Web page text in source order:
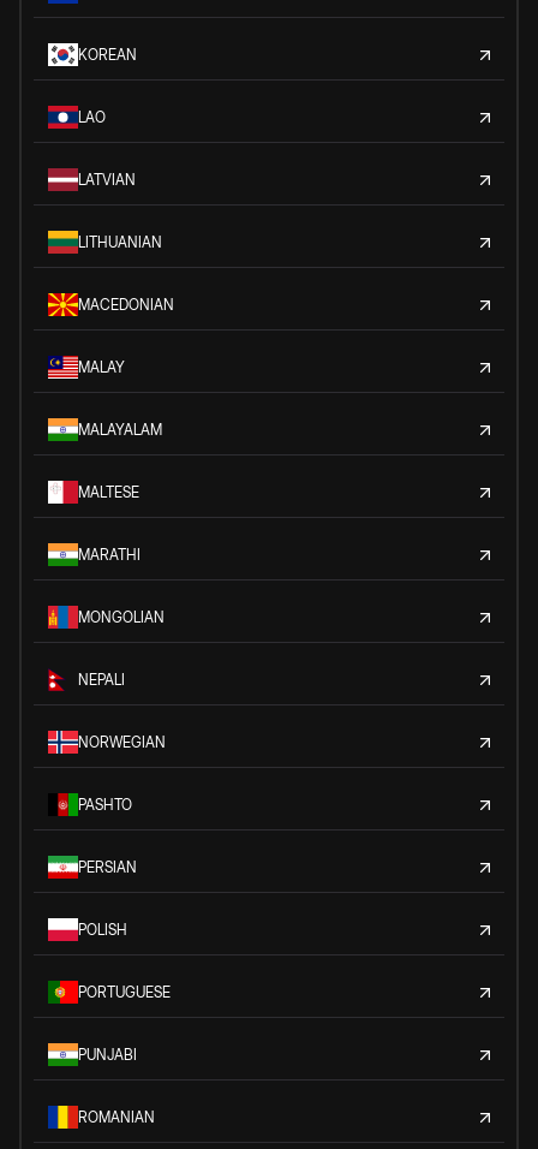
KOREAN
LAO
LATVIAN
LITHUANIAN
MACEDONIAN
MALAY
MALAYALAM
MALTESE
MARATHI
MONGOLIAN
NEPALI
NORWEGIAN
PASHTO
PERSIAN
POLISH
PORTUGUESE
PUNJABI
ROMANIAN